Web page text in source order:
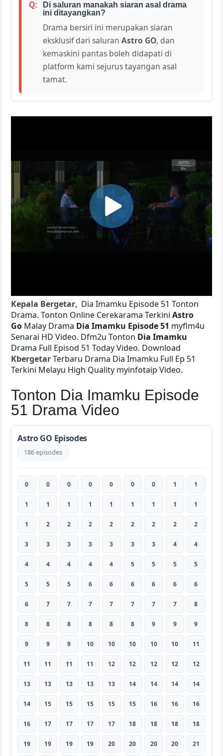
Di saluran manakah siaran asal drama
ini ditayangkan?
Drama bersiri ini merupakan siaran
eksklusif dari saluranAstro GO, dan
kemaskini pantas boleh didapati di
platform kami sejurus tayangan asal
tamat.
Kepala Bergetar, Dia Imamku Episode 51 Tonton
Drama. Tonton Online Cerekarama TerkiniAstro
Go Malay Drama Dia Imamku Episode 51 myflm4u
Senarai HD Video. Dfm2u Tonton Dia Imamku
Drama Full Episod 51 Today Video. Download
KbergetarTerbaru Drama Dia Imamku Full Ep 51
Terkini Melayu High Quality myinfotaip Video.
Tonton Dia Imamku Episode
51 Drama Video
Astro GO Episodes
186 episodes
0 0 0 0 0 0 0 1 1
1 1 1 1 1 1 1 1 1
1 2 2 2 2 2 2 2 2
3 3 3 3 3 3 3 4 4
4 4 4 4 4 5 5 5 5
5 5 5 6 6 6 6 6 6
6 7 7 7 7 7 7 7 8
8 8 8 8 8 8 9 9 9
9 9 9 10 10 10 10 10 11
11 11 11 11 12 12 12 12 12
13 13 13 13 13 14 14 14 14
14 15 15 15 15 15 16 16 16
16 17 17 17 17 18 18 18 18
19 19 19 19 20 20 20 20 21